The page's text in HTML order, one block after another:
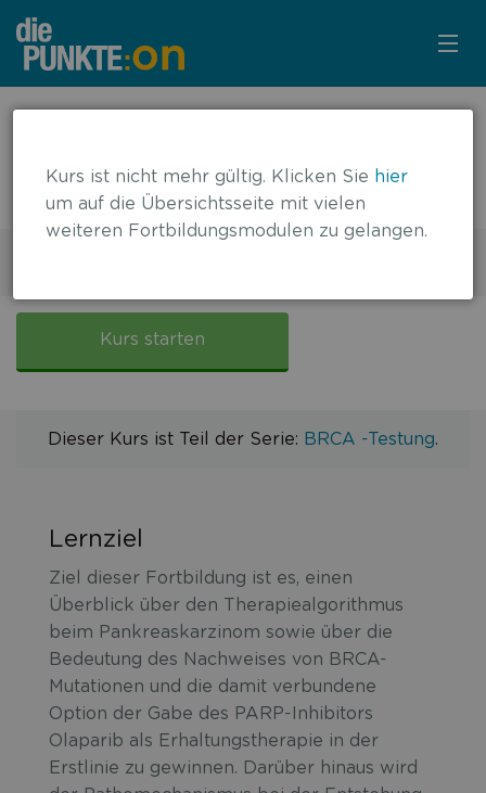
KURSÜBERSICHT
LOGIN
KOSTENLOS ANMELDEN
BRCA-Testung: Therapie des
Pankreaskarzinoms
BRCA-
Kurs starten
Dieser Kurs ist Teil der Serie: BRCA -Testung.
Lernziel
Ziel dieser Fortbildung ist es, einen
Überblick über den Therapiealgorithmus
beim Pankreaskarzinom sowie über die
Bedeutung des Nachweises von BRCA-
Mutationen und die damit verbundene
Option der Gabe des PARP-Inhibitors
Olaparib als Erhaltungstherapie in der
Erstlinie zu gewinnen. Darüber hinaus wird
Kurs ist nicht mehr gültig. Klicken Sie hier
um auf die Übersichtsseite mit vielen
weiteren Fortbildungsmodulen zu gelangen.